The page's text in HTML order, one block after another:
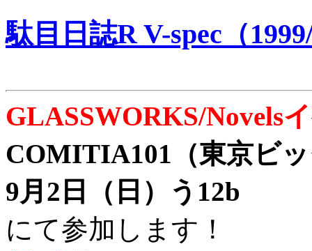
駄目日誌R V-spec（
GLASSWORKS/Novels
COMITIA101（東京ビ
9月2日（日）う12b
にて参加します！